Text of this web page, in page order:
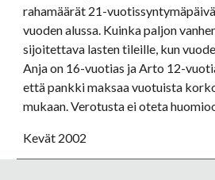
rahamäärät 21-
vuoden alussa. Kuinka paljon
sijoitettava lasten tileille, kun
Anja on 16-vuotias ja Arto 12-
että pankki maksaa vuotuista
mukaan. Verotusta ei oteta
Kevät 2002